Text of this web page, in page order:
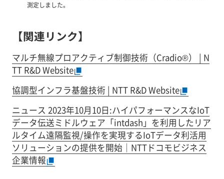
測定しました。
【関連リンク】
マルチ無線プロアクティブ制御技術（Cradio®） | N
TT R&D Website
協調型インフラ基盤技術 | NTT R&D Website
ニュース 2023年10月10日:ハイパフォーマンスなIoT
データ伝送ミドルウェア「intdash」を利用したリア
ルタイム遠隔監視/操作を実現するIoTデータ利活用
ソリューションの提供を開始｜NTTドコモビジネス
企業情報